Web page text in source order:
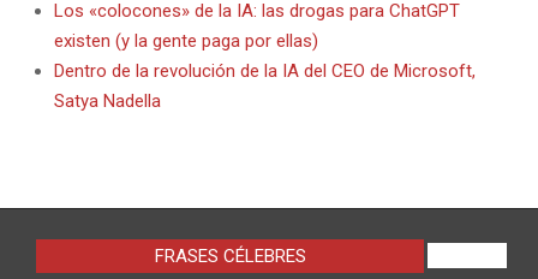
Los «colocones» de la IA: las drogas para ChatGPT
existen (y la gente paga por ellas)
Dentro de la revolución de la IA del CEO de Microsoft,
Satya Nadella
FRASES CÉLEBRES